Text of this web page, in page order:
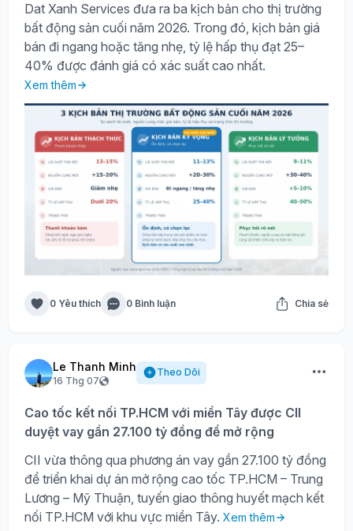
Dat Xanh Services đưa ra ba kịch bản cho thị trường
bất động sản cuối năm 2026. Trong đó, kịch bản giá
bán đi ngang hoặc tăng nhẹ, tỷ lệ hấp thụ đạt 25–
40% được đánh giá có xác suất cao nhất.
Xem thêm
0 Yêu thích 0 Bình luận Chia sẻ
Le Thanh Minh
16 Thg 07
Theo Dõi
Cao tốc kết nối TP.HCM với miền Tây được CII
duyệt vay gần 27.100 tỷ đồng để mở rộng
CII vừa thông qua phương án vay gần 27.100 tỷ đồng
để triển khai dự án mở rộng cao tốc TP.HCM – Trung
Lương – Mỹ Thuận, tuyến giao thông huyết mạch kết
nối TP.HCM với khu vực miền Tây. Xem thêm